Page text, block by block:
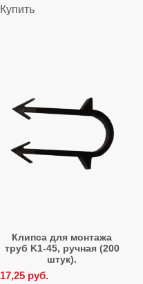
Купить
Клипса для монтажа
труб K1-45, ручная (200
штук).
17,25 руб.